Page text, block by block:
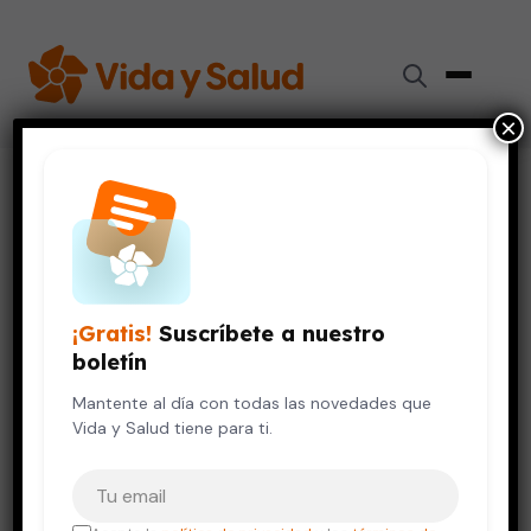
Videos de Salud
DIGESTIÓN Y NUTRICIÓN
La hora de comer de los niños
12 de octubre, 2023
¡Gratis! Suscríbete a nuestro
boletín
Mantente al día con todas las novedades que
Vida y Salud tiene para ti.
×